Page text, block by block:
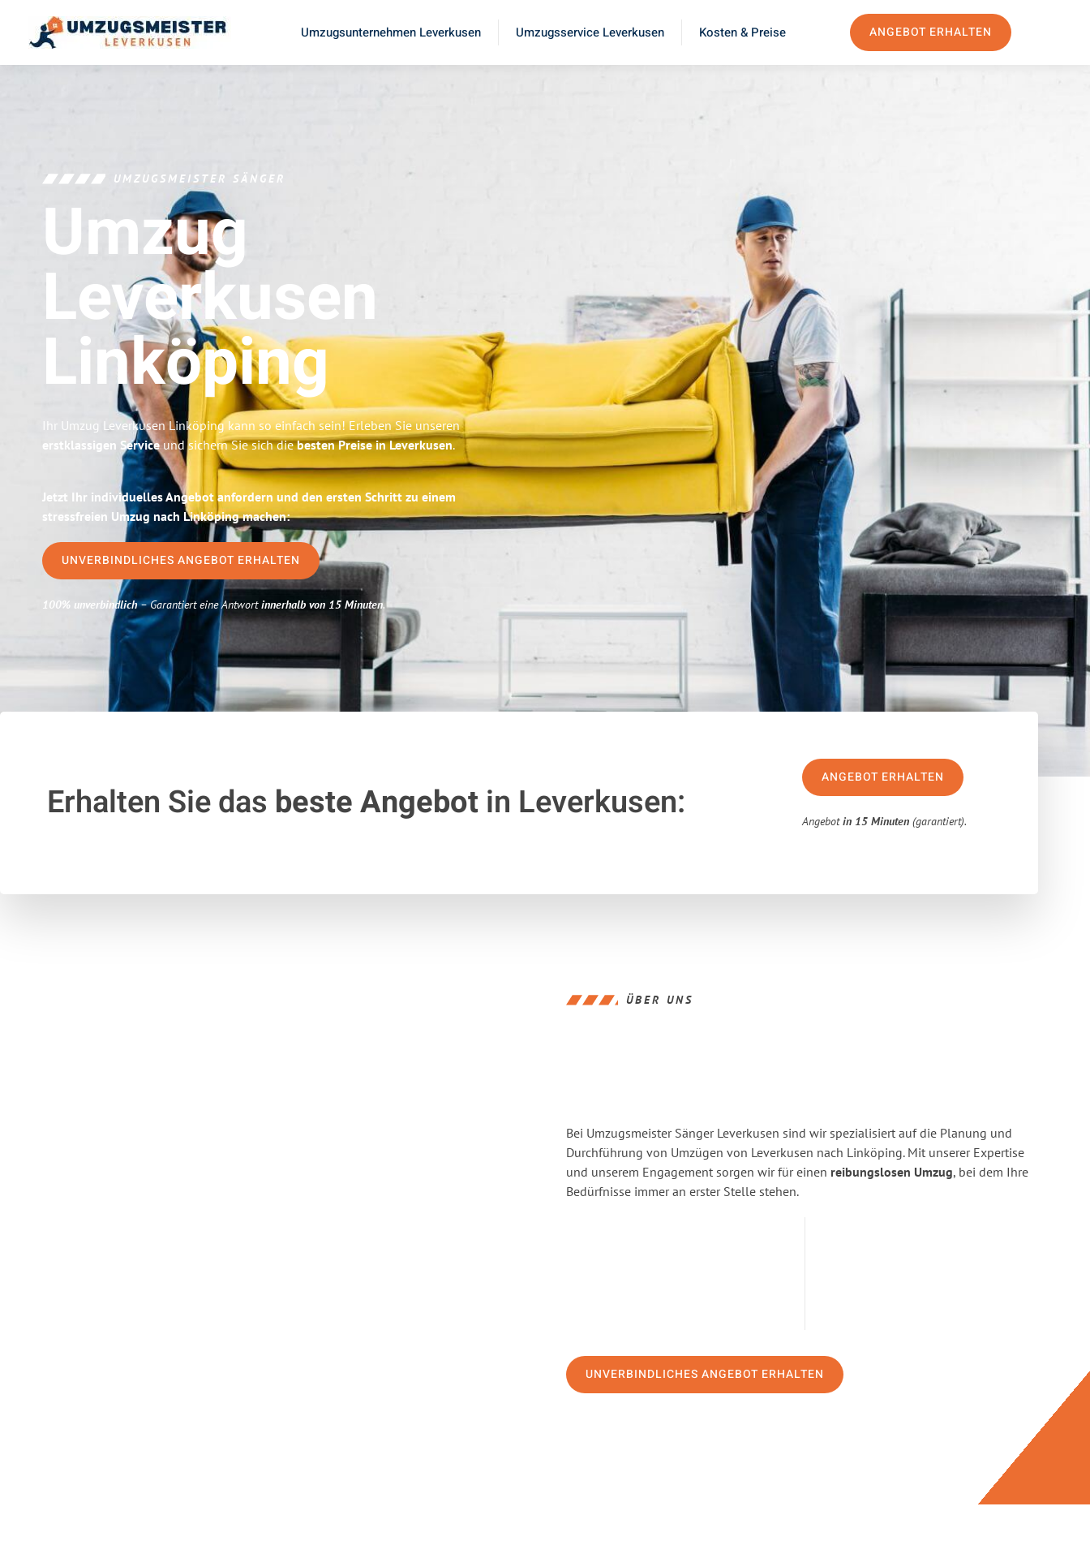
Umzugsunternehmen Leverkusen Umzugsservice Leverkusen Kosten & Preise ANGEBOT ERHALTEN
UMZUGSMEISTER SÄNGER
Umzug
Leverkusen
Linköping
Ihr Umzug Leverkusen Linköping kann so einfach sein! Erleben Sie unseren
erstklassigen Serviceund sichern Sie sich diebesten Preise in Leverkusen.
Jetzt Ihr individuelles Angebot anfordern und den ersten Schritt zu einem
stressfreien Umzug nach Linköping machen:
UNVERBINDLICHES ANGEBOT ERHALTEN
100% unverbindlich– Garantiert eine Antwortinnerhalb von 15 Minuten.
Erhalten Sie das beste Angebotin Leverkusen:
ANGEBOT ERHALTEN
Angebotin 15 Minuten (garantiert).
ÜBER UNS
Bei Umzugsmeister Sänger Leverkusen sind wir spezialisiert auf die Planung und
Durchführung von Umzügen von Leverkusen nach Linköping. Mit unserer Expertise
und unserem Engagement sorgen wir für einen reibungslosen Umzug, bei dem Ihre
Bedürfnisse immer an erster Stelle stehen.
UNVERBINDLICHES ANGEBOT ERHALTEN